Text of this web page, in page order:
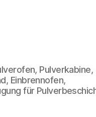
Pulverkabine,
Einbrennofen,
für